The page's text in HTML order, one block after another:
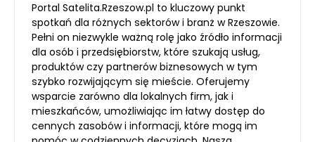
Portal Satelita.Rzeszow.pl to kluczowy punkt
spotkań dla różnych sektorów i branż w Rzeszowie.
Pełni on niezwykle ważną rolę jako źródło informacji
dla osób i przedsiębiorstw, które szukają usług,
produktów czy partnerów biznesowych w tym
szybko rozwijającym się mieście. Oferujemy
wsparcie zarówno dla lokalnych firm, jak i
mieszkańców, umożliwiając im łatwy dostęp do
cennych zasobów i informacji, które mogą im